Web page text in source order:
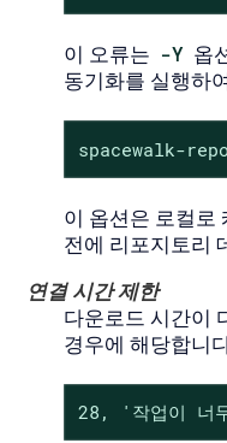
이 오류는 -Y 옵
동기화를 실행하
spacewalk-
이 옵션은 로컬로
전에 리포지토리
연결 시간 제한
다운로드 시간이
경우에 해당합니
28, '작업이 너